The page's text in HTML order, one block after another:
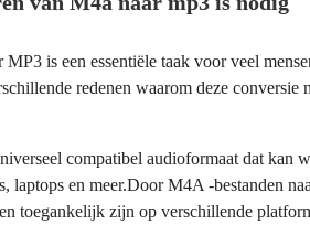
is een essentiële taak voor veel
redenen waarom deze conversie
compatibel audioformaat dat kan
laptops en meer.Door M4A -bestanden
toegankelijk zijn op verschillende